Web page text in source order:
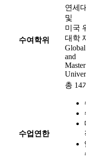
수여학위
연세
및
미국
대학
and
수업연한
총 14